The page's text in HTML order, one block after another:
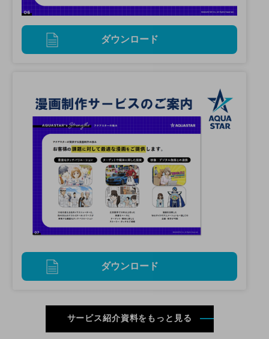
ダウンロード
ダウンロード
サービス紹介資料をもっと見る